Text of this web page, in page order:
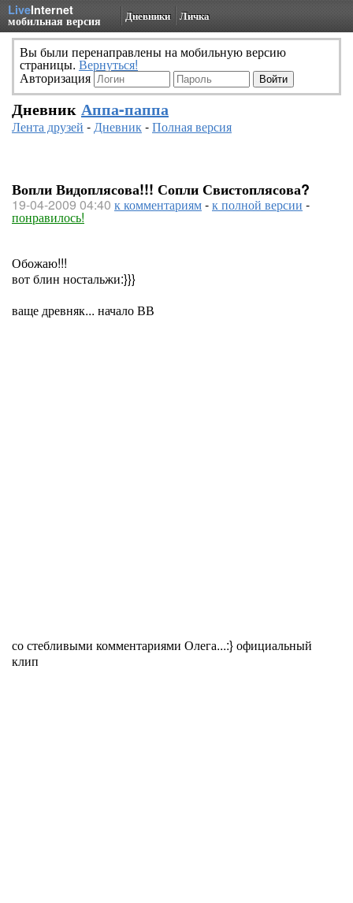
LiveInternet
мобильная версия Дневники Личка
Вы были перенаправлены на мобильную версию
страницы. Вернуться!
Авторизация
Дневник Аппа-паппа
Лента друзей -Дневник-Полная версия
Вопли Видоплясова!!! Сопли Свистоплясова?
19-04-2009 04:40 к комментариям-к полной версии -
понравилось!
Обожаю!!!
вот блин ностальжи:}}}
ваще древняк... начало ВВ
со стебливыми комментариями Олега...:} официальный
клип